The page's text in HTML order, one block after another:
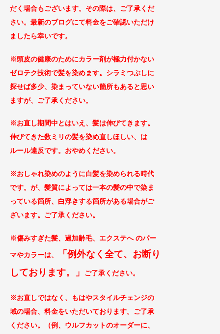
だく場合もございます。その際は、ご了承くだ
さい。最新のブログにて料金をご確認いただけ
ましたら幸いです。
※頭皮の健康のためにカラー剤が極力付かない
ゼロテク技術で髪を染めます。シラミつぶしに
探せば多少、染まっていない箇所もあると思い
ますが、ご了承ください。
※お直し期間中とはいえ、髪は伸びてきます。
伸びてきた数ミリの髪を染め直しほしい、は
ルール違反です。おやめください。
※おしゃれ染めのように白髪を染められる時代
です。が、髪質によっては一本の髪の中で染ま
っている箇所、白浮きする箇所がある場合がご
ざいます。ご了承ください。
※傷みすぎた髪、過加齢毛、エクステへ のパー
マやカラーは、
「例外なく全て、お断り
しております。」 ご了承ください。
※お直しではなく、もはやスタイルチェンジの
域の場合、料金をいただいております。ご了承
ください。（例、ウルフカットのオーダーに、